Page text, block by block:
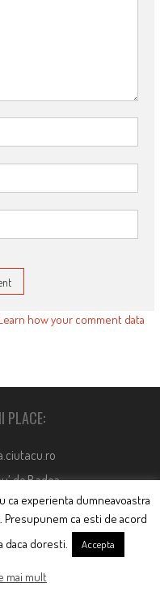
how your comment data
PLACE:
de Badea
experienta dumneavoastra
Presupunem ca esti de acord
daca doresti.
Accepta
mai mult